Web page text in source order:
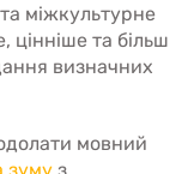
міжкультурне
цінніше та більш
визначних
мовний